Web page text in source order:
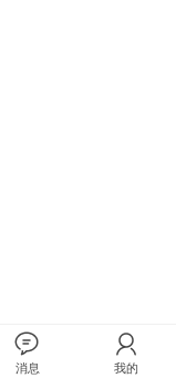
消息 我的